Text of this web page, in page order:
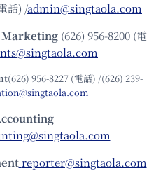
話) /admin@singtaola.com
(626) 956-8200 (電
(626) 956-8227 (電話) /(626) 239-
reporter@singtaola.com